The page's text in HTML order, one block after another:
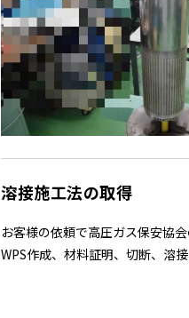
溶接施工法の取得
お客様の依頼で高圧ガス保安協
WPS作成、材料証明、切断、溶